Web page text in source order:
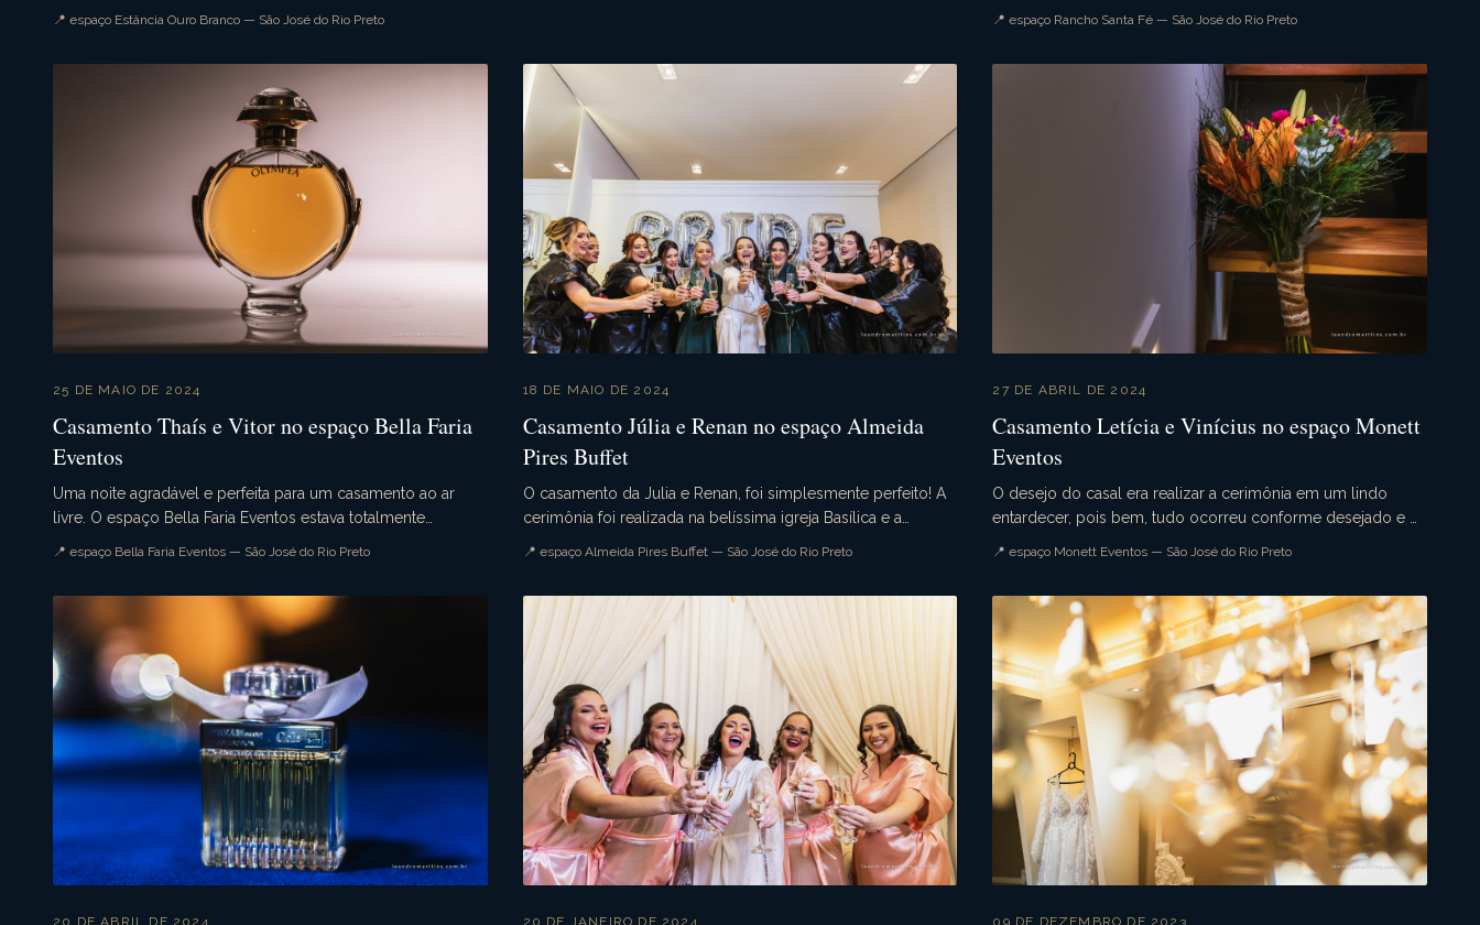
que tudo ocorre conforme o planejado. A...
📍 espaço Estância Ouro Branco — São José do Rio Preto
realizadas no espaço Rancho Santa Fé. Muita emoçã...
📍 espaço Rancho Santa Fé — São José do Rio Preto
25 DE MAIO DE 2024
Casamento Thaís e Vitor no espaço Bella Faria
Eventos
Uma noite agradável e perfeita para um casamento ao ar
livre. O espaço Bella Faria Eventos estava totalmente
decorado para a ocasião. Flores lindas enfeitava...
📍 espaço Bella Faria Eventos — São José do Rio Preto
18 DE MAIO DE 2024
Casamento Júlia e Renan no espaço Almeida
Pires Buffet
O casamento da Julia e Renan, foi simplesmente perfeito! A
cerimônia foi realizada na belíssima igreja Basílica e a
recepção no maravilhoso espaço Almeida Pi...
📍 espaço Almeida Pires Buffet — São José do Rio Preto
27 DE ABRIL DE 2024
Casamento Letícia e Vinícius no espaço Monett
Eventos
O desejo do casal era realizar a cerimônia em um lindo
entardecer, pois bem, tudo ocorreu conforme desejado e o
casamento da Letícia e Vinícius foi simplesme...
📍 espaço Monett Eventos — São José do Rio Preto